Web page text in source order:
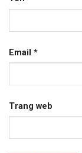
Email *
Trang web